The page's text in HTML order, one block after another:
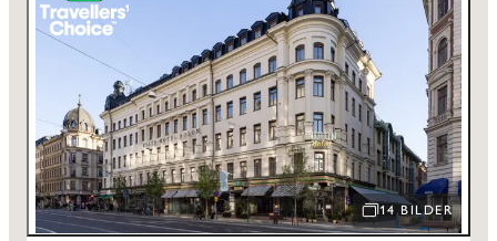
ÖPPNA BILDSPEL
14 BILDER